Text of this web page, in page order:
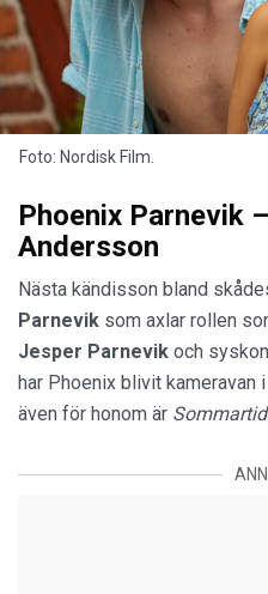
Foto: Nordisk Film.
Phoenix Parnevik
Andersson
Nästa kändisson bland
Parnevik som axlar rollen
Jesper Parnevik och
har Phoenix blivit kameravan
även för honom är